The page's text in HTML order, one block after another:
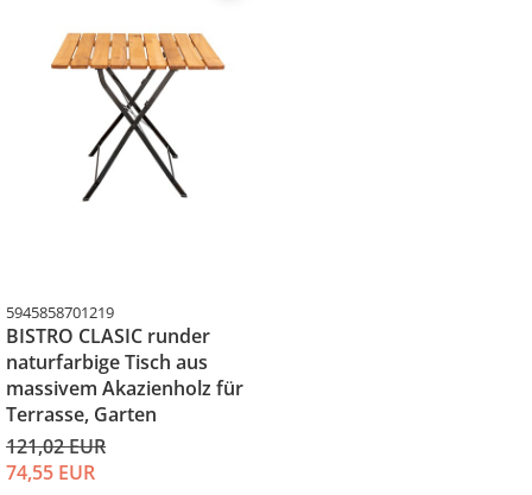
5945858701219
BISTRO CLASIC runder
naturfarbige Tisch aus
massivem Akazienholz für
Terrasse, Garten
121,02 EUR
74,55 EUR